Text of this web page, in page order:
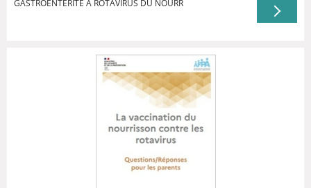
GASTROENTÉRITE À ROTAVIRUS DU NOURR